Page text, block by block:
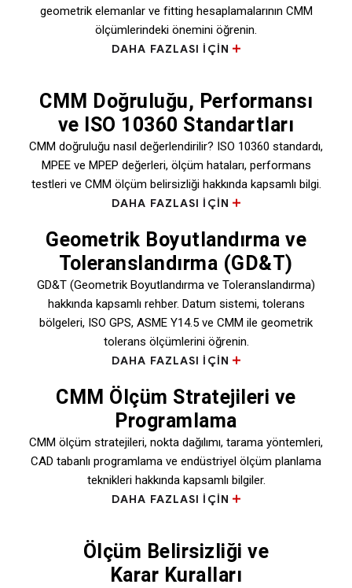
geometrik elemanlar ve fitting hesaplamalarının CMM
ölçümlerindeki önemini öğrenin.
DAHA FAZLASI IÇIN
CMM Doğruluğu, Performansı
ve ISO 10360 Standartları
CMM doğruluğu nasıl değerlendirilir? ISO 10360 standardı,
MPEE ve MPEP değerleri, ölçüm hataları, performans
testleri ve CMM ölçüm belirsizliği hakkında kapsamlı bilgi.
DAHA FAZLASI IÇIN
Geometrik Boyutlandırma ve
Toleranslandırma (GD&T)
GD&T (Geometrik Boyutlandırma ve Toleranslandırma)
hakkında kapsamlı rehber. Datum sistemi, tolerans
bölgeleri, ISO GPS, ASME Y14.5 ve CMM ile geometrik
tolerans ölçümlerini öğrenin.
DAHA FAZLASI IÇIN
CMM Ölçüm Stratejileri ve
Programlama
CMM ölçüm stratejileri, nokta dağılımı, tarama yöntemleri,
CAD tabanlı programlama ve endüstriyel ölçüm planlama
teknikleri hakkında kapsamlı bilgiler.
DAHA FAZLASI IÇIN
Ölçüm Belirsizliği ve
Karar Kuralları